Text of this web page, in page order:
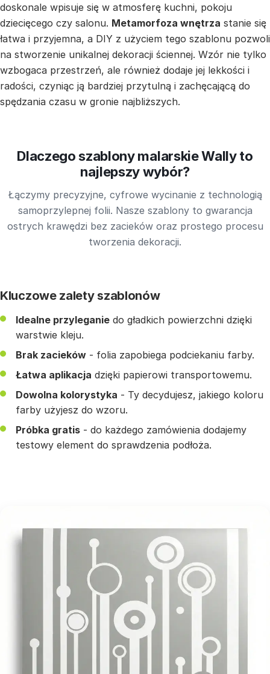
doskonale wpisuje się w atmosferę kuchni, pokoju
dziecięcego czy salonu. Metamorfoza wnętrza stanie się
łatwa i przyjemna, a DIY z użyciem tego szablonu pozwoli
na stworzenie unikalnej dekoracji ściennej. Wzór nie tylko
wzbogaca przestrzeń, ale również dodaje jej lekkości i
radości, czyniąc ją bardziej przytulną i zachęcającą do
spędzania czasu w gronie najbliższych.
Dlaczego szablony malarskie Wally to
najlepszy wybór?
Łączymy precyzyjne, cyfrowe wycinanie z technologią
samoprzylepnej folii. Nasze szablony to gwarancja
ostrych krawędzi bez zacieków oraz prostego procesu
tworzenia dekoracji.
Kluczowe zalety szablonów
Idealne przyleganie do gładkich powierzchni dzięki
warstwie kleju.
Brak zacieków - folia zapobiega podciekaniu farby.
Łatwa aplikacja dzięki papierowi transportowemu.
Dowolna kolorystyka - Ty decydujesz, jakiego koloru
farby użyjesz do wzoru.
Próbka gratis - do każdego zamówienia dodajemy
testowy element do sprawdzenia podłoża.